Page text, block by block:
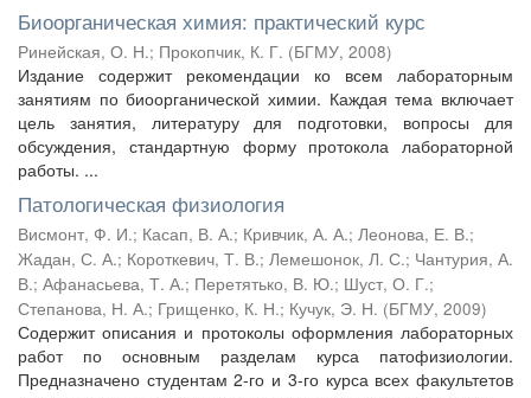
Биоорганическая химия: практический курс
Ринейская, О. Н.; Прокопчик, К. Г. (БГМУ, 2008)
Издание содержит рекомендации ко всем лабораторным
занятиям по биоорганической химии. Каждая тема включает
цель занятия, литературу для подготовки, вопросы для
обсуждения, стандартную форму протокола лабораторной
работы. ...
Патологическая физиология
Висмонт, Ф. И.; Касап, В. А.; Кривчик, А. А.; Леонова, Е. В.;
Жадан, С. А.; Короткевич, Т. В.; Лемешонок, Л. С.; Чантурия, А.
В.; Афанасьева, Т. А.; Перетятько, В. Ю.; Шуст, О. Г.;
Степанова, Н. А.; Грищенко, К. Н.; Кучук, Э. Н. (БГМУ, 2009)
Содержит описания и протоколы оформления лабораторных
работ по основным разделам курса патофизиологии.
Предназначено студентам 2-го и 3-го курса всех факультетов